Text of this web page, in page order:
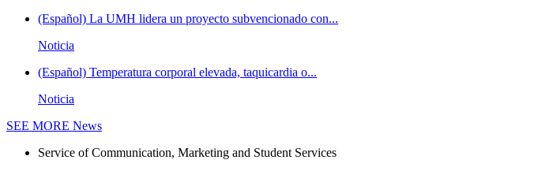
(Español) La UMH lidera un proyecto subvencionado con...
Noticia
(Español) Temperatura corporal elevada, taquicardia o...
Noticia
SEE MORE News
Service of Communication, Marketing and Student Services